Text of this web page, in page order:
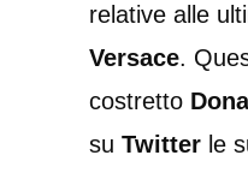
relative alle
Versace.
costretto
su Twitter le